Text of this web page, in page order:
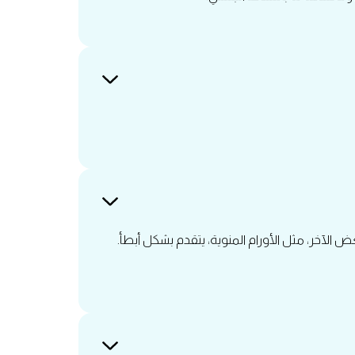
مثل الأورام المنوية، يتقدم بشكل أبطأ.